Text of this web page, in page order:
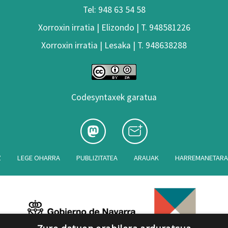
Tel: 948 63 54 58
Xorroxin irratia | Elizondo | T. 948581226
Xorroxin irratia | Lesaka | T. 948638288
Codesyntaxek garatua
LEGE OHARRA PUBLIZITATEA ARAUAK